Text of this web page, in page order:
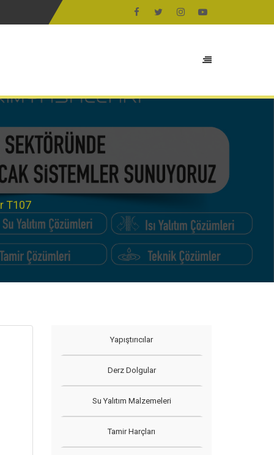
T107
Yapıştırıcılar
Derz Dolgular
Su Yalıtım Malzemeleri
Tamir Harçları